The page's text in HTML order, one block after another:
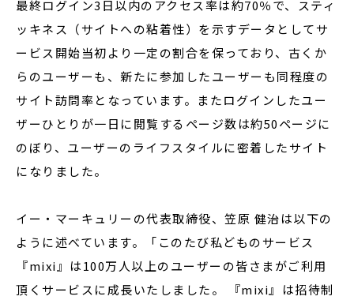
最終ログイン3日以内のアクセス率は約70％で、スティ
ッキネス（サイトへの粘着性）を示すデータとしてサ
ービス開始当初より一定の割合を保っており、古くか
らのユーザーも、新たに参加したユーザーも同程度の
サイト訪問率となっています。またログインしたユー
ザーひとりが一日に閲覧するページ数は約50ページに
のぼり、ユーザーのライフスタイルに密着したサイト
になりました。
イー・マーキュリーの代表取締役、笠原 健治は以下の
ように述べています。「このたび私どものサービス
『mixi』は100万人以上のユーザーの皆さまがご利用
頂くサービスに成長いたしました。 『mixi』は招待制